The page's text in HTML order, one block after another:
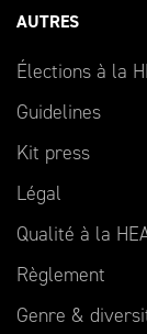
AUTRES
Élections à la
Guidelines
Kit press
Légal
Qualité à la
Règlement
Genre &